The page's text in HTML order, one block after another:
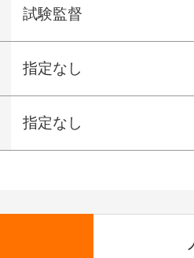
試験監督
指定なし
指定なし